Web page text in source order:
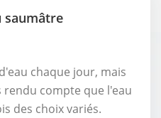
saumâtre
chaque jour, mais
compte que l'eau
des choix variés.